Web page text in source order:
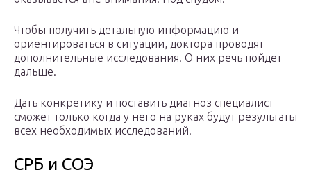
Чтобы получить детальную информацию и
ориентироваться в ситуации, доктора проводят
дополнительные исследования. О них речь пойдет
дальше.
Дать конкретику и поставить диагноз специалист
сможет только когда у него на руках будут результаты
всех необходимых исследований.
СРБ и СОЭ